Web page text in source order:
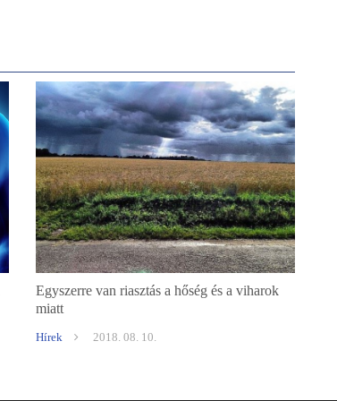
Egyszerre van riasztás a hőség és a viharok
miatt
Hírek 2018. 08. 10.